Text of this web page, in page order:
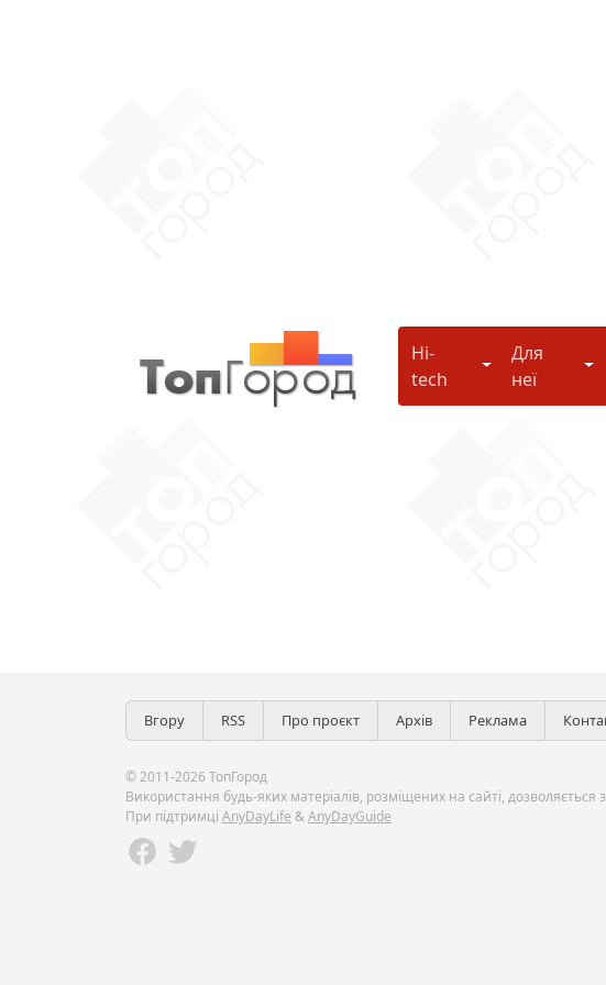
Hi-
tech
Hi-tech
Для
неї
Вгору RSS Про проєкт Архів Реклама
© 2011-2026 ТопГород
Використання будь-яких матеріалів, розміщених на сайті,
При підтримці AnyDayLife &AnyDayGuide